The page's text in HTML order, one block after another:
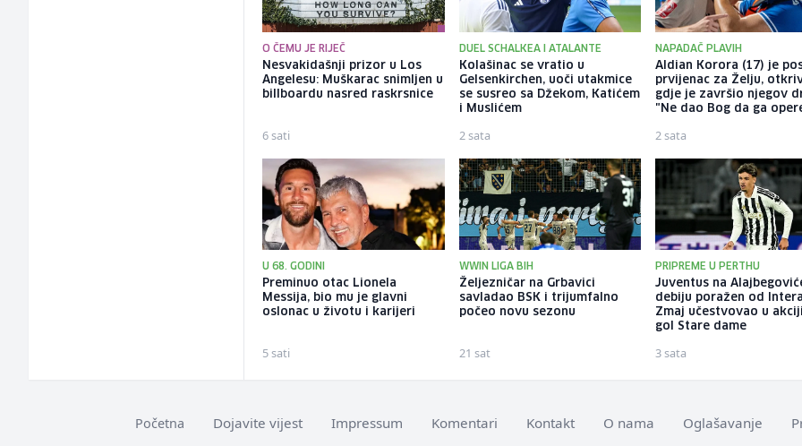
O ČEMU JE RIJEČ
Nesvakidašnji prizor u Los
Angelesu: Muškarac snimljen u
billboardu nasred raskrsnice
6 sati
DUEL SCHALKEA I ATALANTE
Kolašinac se vratio u
Gelsenkirchen, uoči utakmice
se susreo sa Džekom, Katićem
i Muslićem
2 sata
NAPADAČ PLAVIH
Aldian Korora (17) je
prvijenac za Želju,
gdje je završio njegov
"Ne dao Bog da ga
2 sata
U 68. GODINI
Preminuo otac Lionela
Messija, bio mu je glavni
oslonac u životu i karijeri
5 sati
WWIN LIGA BIH
Željezničar na Grbavici
savladao BSK i trijumfalno
počeo novu sezonu
21 sat
PRIPREME U PERTHU
Juventus na
debiju poražen od
Zmaj učestvovao u
gol Stare dame
3 sata
Početna Dojavite vijest Impressum Komentari Kontakt O nama Oglašavanje